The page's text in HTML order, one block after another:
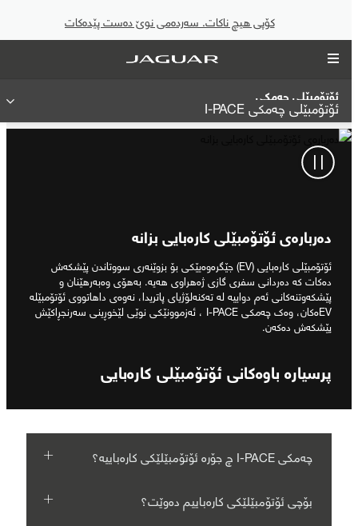
کۆپی هیچ ناکات. سەردەمی نوێ دەست پێدەکات
ئۆتۆمبێلی چەمکی
ئۆتۆمبێلی چەمکی I‐PACE
دەربارەی ئۆتۆمبێلی کارەبایی بزانە
ئۆتۆمبێلی کارەبایی (EV) جێگرەوەیێکی بۆ بزوێنەری سووتاندن پێشکەش
دەکات کە دەردانی سفری گازی ژەهراوی هەیە. بەهۆی وەبەرهێنان و
پێشکەوتنەکانی ئەم دواییە لە تەکنەلۆژیای پاتریدا، نەوەی داهاتووی ئۆتۆمبێلە
EVەکان، وەک چەمکی I‐PACE ، ئەزموونێکی نوێی لێخوڕینی سەرنجڕاکێش
پێشکەش دەکەن.
پرسیارە باوەکانی ئۆتۆمبێلی کارەبایی
چەمکی I‐PACE چ جۆرە ئۆتۆمبێلێکی کارەباییە؟
بۆچی ئۆتۆمبێلێکی کارەباییم دەوێت؟